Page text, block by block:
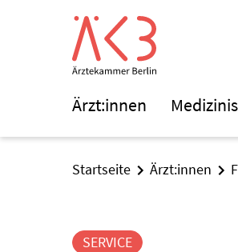
Ärzt:innen
Startseite Ärzt:innen
SERVICE